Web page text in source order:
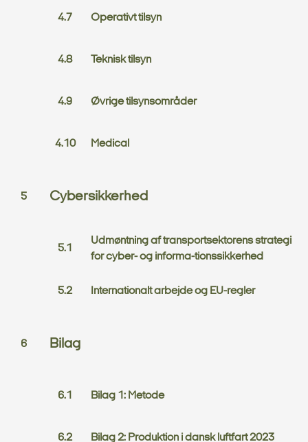
Operativt tilsyn
Teknisk tilsyn
Øvrige tilsynsområder
Medical
Cybersikkerhed
Udmøntning af transportsektorens strategi
for cyber- og informa-tionssikkerhed
Internationalt arbejde og EU-regler
Bilag
Bilag 1: Metode
Bilag 2: Produktion i dansk luftfart 2023